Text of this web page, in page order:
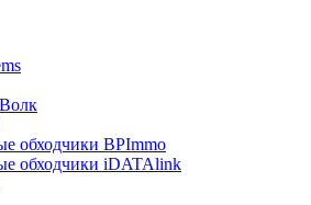
обходчики BPImmo
обходчики iDATAlink